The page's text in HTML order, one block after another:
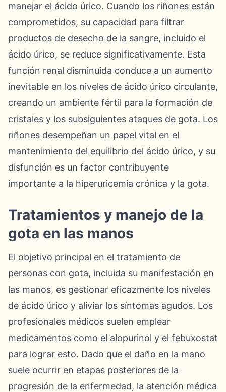
manejar el ácido úrico. Cuando los riñones están
comprometidos, su capacidad para filtrar
productos de desecho de la sangre, incluido el
ácido úrico, se reduce significativamente. Esta
función renal disminuida conduce a un aumento
inevitable en los niveles de ácido úrico circulante,
creando un ambiente fértil para la formación de
cristales y los subsiguientes ataques de gota. Los
riñones desempeñan un papel vital en el
mantenimiento del equilibrio del ácido úrico, y su
disfunción es un factor contribuyente
importante a la hiperuricemia crónica y la gota.
Tratamientos y manejo de la
gota en las manos
El objetivo principal en el tratamiento de
personas con gota, incluida su manifestación en
las manos, es gestionar eficazmente los niveles
de ácido úrico y aliviar los síntomas agudos. Los
profesionales médicos suelen emplear
medicamentos como el alopurinol y el febuxostat
para lograr esto. Dado que el daño en la mano
suele ocurrir en etapas posteriores de la
progresión de la enfermedad, la atención médica